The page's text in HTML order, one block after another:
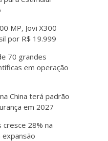
MP, Jovi X300
por R$ 19.999
70 grandes
em operação
China terá padrão
em 2027
28% na
expansão